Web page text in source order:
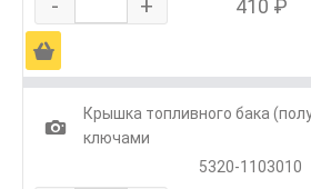
- + 410 ₽
Ä
1
Крышка топливного бака
ключами
5320-1103010